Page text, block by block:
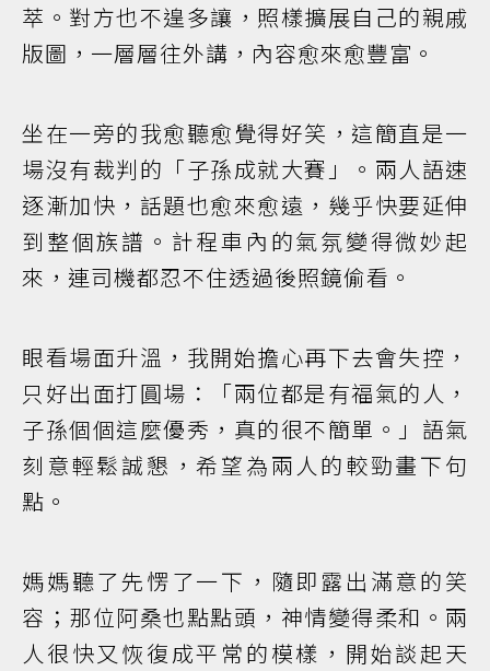
萃。對方也不遑多讓，照樣擴展自己的親戚
版圖，一層層往外講，內容愈來愈豐富。
坐在一旁的我愈聽愈覺得好笑，這簡直是一
場沒有裁判的「子孫成就大賽」。兩人語速
逐漸加快，話題也愈來愈遠，幾乎快要延伸
到整個族譜。計程車內的氣氛變得微妙起
來，連司機都忍不住透過後照鏡偷看。
眼看場面升溫，我開始擔心再下去會失控，
只好出面打圓場：「兩位都是有福氣的人，
子孫個個這麼優秀，真的很不簡單。」語氣
刻意輕鬆誠懇，希望為兩人的較勁畫下句
點。
媽媽聽了先愣了一下，隨即露出滿意的笑
容；那位阿桑也點點頭，神情變得柔和。兩
人很快又恢復成平常的模樣，開始談起天